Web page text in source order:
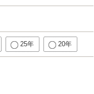
25年 20年